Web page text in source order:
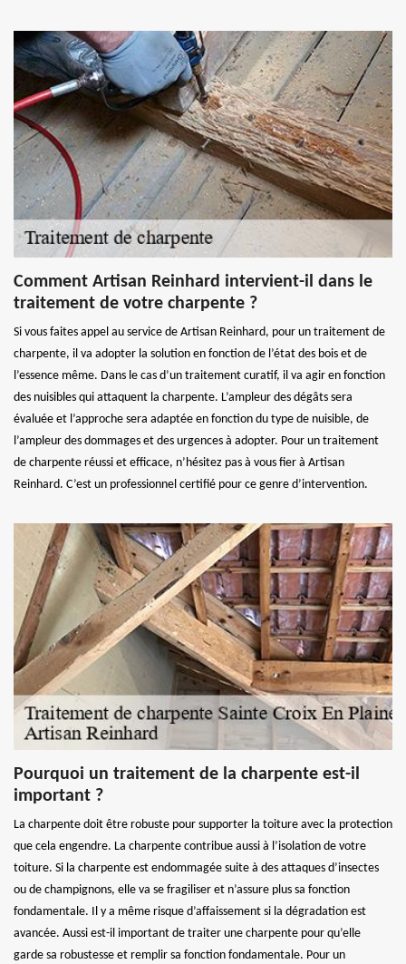
Comment Artisan Reinhard intervient-il dans le
traitement de votre charpente ?
Si vous faites appel au service de Artisan Reinhard, pour un traitement de
charpente, il va adopter la solution en fonction de l’état des bois et de
l’essence même. Dans le cas d’un traitement curatif, il va agir en fonction
des nuisibles qui attaquent la charpente. L’ampleur des dégâts sera
évaluée et l’approche sera adaptée en fonction du type de nuisible, de
l’ampleur des dommages et des urgences à adopter. Pour un traitement
de charpente réussi et efficace, n’hésitez pas à vous fier à Artisan
Reinhard. C’est un professionnel certifié pour ce genre d’intervention.
Pourquoi un traitement de la charpente est-il
important ?
La charpente doit être robuste pour supporter la toiture avec la protection
que cela engendre. La charpente contribue aussi à l’isolation de votre
toiture. Si la charpente est endommagée suite à des attaques d’insectes
ou de champignons, elle va se fragiliser et n’assure plus sa fonction
fondamentale. Il y a même risque d’affaissement si la dégradation est
avancée. Aussi est-il important de traiter une charpente pour qu’elle
garde sa robustesse et remplir sa fonction fondamentale. Pour un